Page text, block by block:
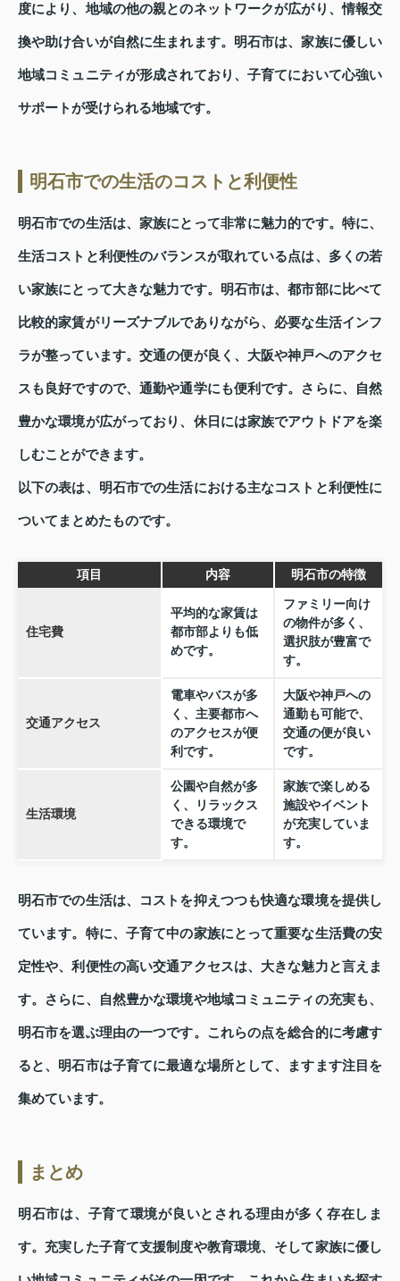
度により、地域の他の親とのネットワークが広がり、情報交
換や助け合いが自然に生まれます。明石市は、家族に優しい
地域コミュニティが形成されており、子育てにおいて心強い
サポートが受けられる地域です。
明石市での生活のコストと利便性
明石市での生活は、家族にとって非常に魅力的です。特に、
生活コストと利便性のバランスが取れている点は、多くの若
い家族にとって大きな魅力です。明石市は、都市部に比べて
比較的家賃がリーズナブルでありながら、必要な生活インフ
ラが整っています。交通の便が良く、大阪や神戸へのアクセ
スも良好ですので、通勤や通学にも便利です。さらに、自然
豊かな環境が広がっており、休日には家族でアウトドアを楽
しむことができます。
以下の表は、明石市での生活における主なコストと利便性に
ついてまとめたものです。
項目 内容 明石市の特徴
住宅費
平均的な家賃は
都市部よりも低
めです。
ファミリー向け
の物件が多く、
選択肢が豊富で
す。
交通アクセス
電車やバスが多
く、主要都市へ
のアクセスが便
利です。
大阪や神戸への
通勤も可能で、
交通の便が良い
です。
生活環境
公園や自然が多
く、リラックス
できる環境で
す。
家族で楽しめる
施設やイベント
が充実していま
す。
明石市での生活は、コストを抑えつつも快適な環境を提供し
ています。特に、子育て中の家族にとって重要な生活費の安
定性や、利便性の高い交通アクセスは、大きな魅力と言えま
す。さらに、自然豊かな環境や地域コミュニティの充実も、
明石市を選ぶ理由の一つです。これらの点を総合的に考慮す
ると、明石市は子育てに最適な場所として、ますます注目を
集めています。
まとめ
明石市は、子育て環境が良いとされる理由が多く存在しま
す。充実した子育て支援制度や教育環境、そして家族に優し